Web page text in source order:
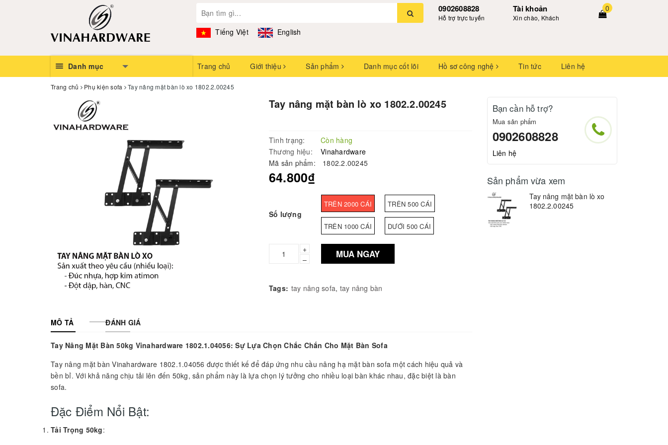
Tiếng Việt English
0902608828
Hỗ trợ trực tuyến
Tài khoản
Xin chào, Khách
0
Danh mục Trang chủ Giới thiệu Sản phẩm Danh mục cốt lõi Hồ sơ công nghệ Tin tức Liên hệ
Trang chủ Phụ kiện sofa Tay nâng mặt bàn lò xo 1802.2.00245
Tay nâng mặt bàn lò xo 1802.2.00245
Tình trạng:
Còn hàng
Thương hiệu:
Vinahardware
Mã sản phẩm:
1802.2.00245
64.800₫
Số lượng
TRÊN 2000 CÁI TRÊN 500 CÁI
TRÊN 1000 CÁI DƯỚI 500 CÁI
+
–
MUA NGAY
Tags: tay nâng sofa, tay nâng bàn
MÔ TẢ ĐÁNH GIÁ
Tay Nâng Mặt Bàn 50kg Vinahardware 1802.1.04056: Sự Lựa Chọn Chắc Chắn Cho Mặt Bàn Sofa
Tay nâng mặt bàn Vinahardware 1802.1.04056 được thiết kế để đáp ứng nhu cầu nâng hạ mặt bàn sofa một cách hiệu quả và
bền bỉ. Với khả năng chịu tải lên đến 50kg, sản phẩm này là lựa chọn lý tưởng cho nhiều loại bàn khác nhau, đặc biệt là bàn
sofa.
Đặc Điểm Nổi Bật:
Tải Trọng 50kg:
Bạn cần hỗ trợ?
Mua sản phẩm
0902608828
Liên hệ
Sản phẩm vừa xem
Tay nâng mặt bàn lò xo
1802.2.00245